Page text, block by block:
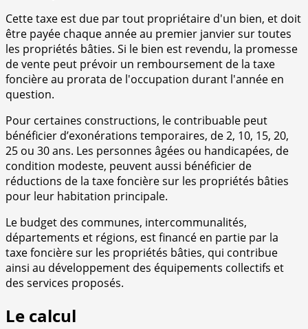
Cette taxe est due par tout propriétaire d'un bien, et doit
être payée chaque année au premier janvier sur toutes
les propriétés bâties. Si le bien est revendu, la promesse
de vente peut prévoir un remboursement de la taxe
foncière au prorata de l'occupation durant l'année en
question.
Pour certaines constructions, le contribuable peut
bénéficier d’exonérations temporaires, de 2, 10, 15, 20,
25 ou 30 ans. Les personnes âgées ou handicapées, de
condition modeste, peuvent aussi bénéficier de
réductions de la taxe foncière sur les propriétés bâties
pour leur habitation principale.
Le budget des communes, intercommunalités,
départements et régions, est financé en partie par la
taxe foncière sur les propriétés bâties, qui contribue
ainsi au développement des équipements collectifs et
des services proposés.
Le calcul